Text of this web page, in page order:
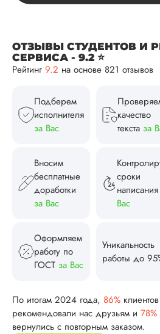
ОТЗЫВЫ СТУДЕНТОВ И
СЕРВИСА - 9.2 ⭐
Рейтинг 9.2 на основе 821 отзывов
Подберем
исполнителя
за Вас
качество
текста за
Вносим
бесплатные
доработки
за Вас
сроки
написания
Вас
Оформляем
работу по
ГОСТ за Вас
Уникальность
работы до
По итогам 2024 года, 86% клиентов
рекомендовали нас друзьям и 78%
вернулись с повторным заказом.